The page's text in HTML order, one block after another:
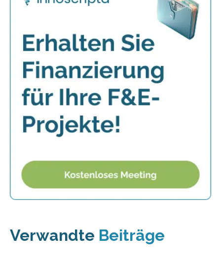
Verwandte Beiträge